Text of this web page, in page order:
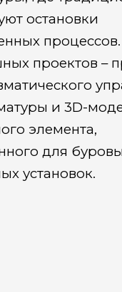
остановки
проектов –
и 3D-
элемента,
для
установок.